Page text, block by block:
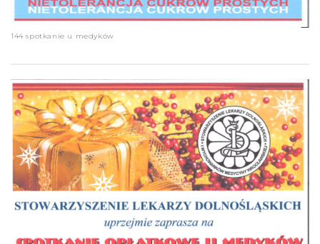
144 spotkanie u medyków